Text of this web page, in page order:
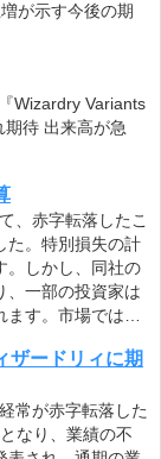
が示す今後の期
Wizardry Variants
待 出来高が急
、赤字転落したこ
た。特別損失の計
。しかし、同社の
、一部の投資家は
ます。市場では…
ザードリィに期
常が赤字転落した
なり、業績の不